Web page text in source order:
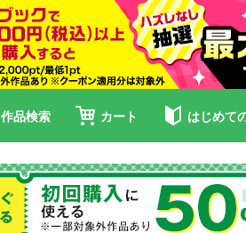
作品検索 カート はじめて